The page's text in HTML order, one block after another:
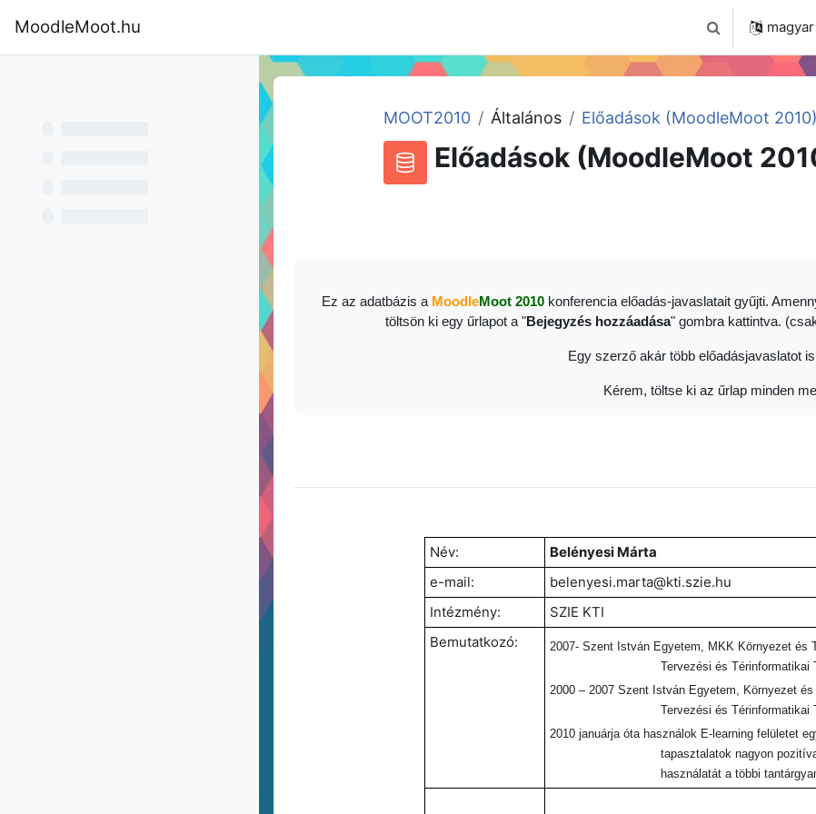
MoodleMoot.hu Keresési
MOOT2010 Általános Előadások (MoodleMoot 2010)
Előadások (MoodleMoot
Ez az adatbázis a MoodleMoot 2010 konferencia előadás-javaslatait gyűjti.
töltsön ki egy űrlapot a "Bejegyzés hozzáadása" gombra kattintva.
Egy szerző akár több előadásjavaslatot
Kérem, töltse ki az űrlap minden
Név:
Belényesi Márta
e-mail:
belenyesi.marta@kti.szie.hu
Intézmény:
SZIE KTI
Bemutatkozó:
2007- Szent István Egyetem, MKK Környezet és
Tervezési és Térinformatikai
2000 – 2007 Szent István Egyetem, Környezet
Tervezési és Térinformatikai
2010 januárja óta használok E-learning felületet
tapasztalatok nagyon
használatát a többi